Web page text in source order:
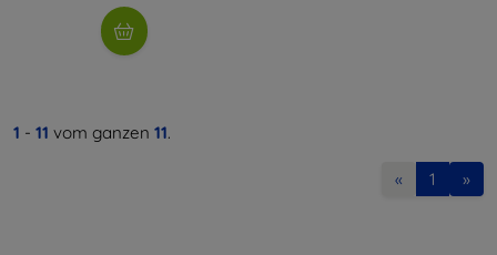
1 - 11 vom ganzen 11.
« 1 »